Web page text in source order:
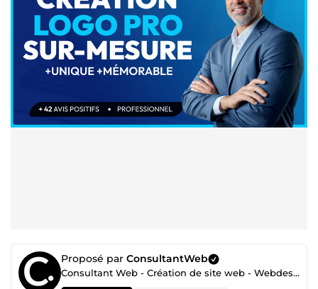
Proposé par ConsultantWeb
Consultant Web - Création de site web - Webdesign UI/UX - SEO - Google Ads - Facebook Ads